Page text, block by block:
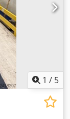
1 / 5